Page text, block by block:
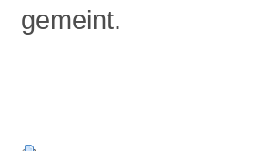
gemeint.